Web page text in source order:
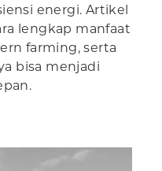
energi. Artikel
lengkap manfaat
farming, serta
bisa menjadi